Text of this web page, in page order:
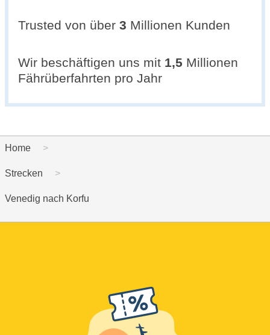
Trusted von über 3 Millionen Kunden
Wir beschäftigen uns mit 1,5 Millionen
Fährüberfahrten pro Jahr
Home
Strecken
Venedig nach Korfu